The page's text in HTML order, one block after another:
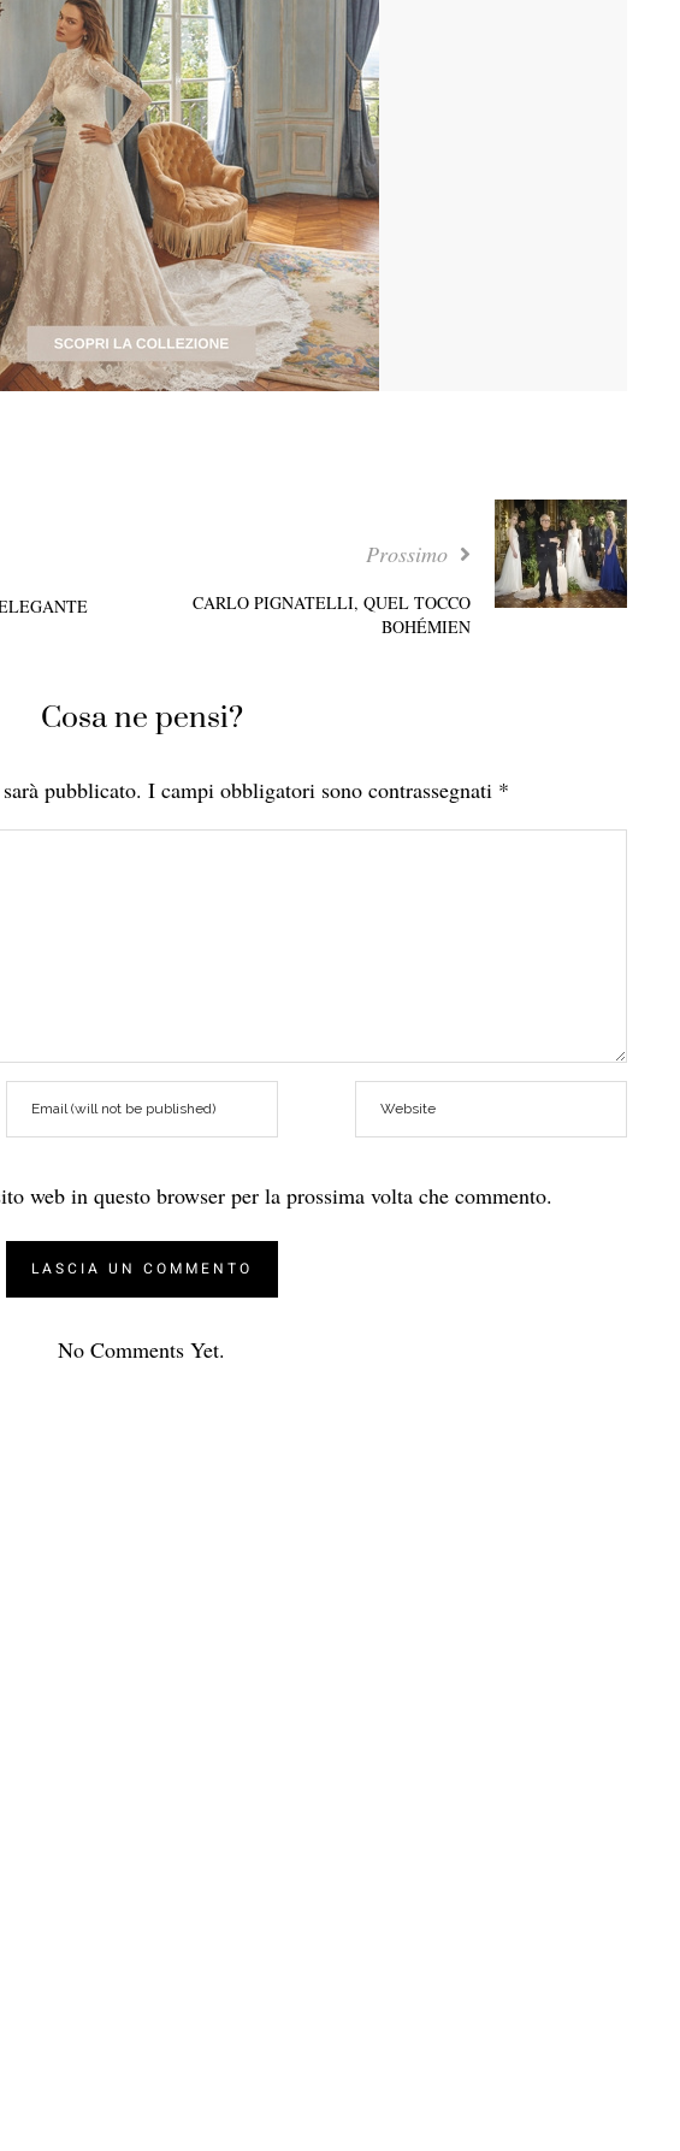
Prossimo
CARLO PIGNATELLI, QUEL TOCCO
BOHÉMIEN
Cosa ne pensi?
pubblicato. I campi obbligatori sono contrassegnati *
web in questo browser per la prossima volta che commento.
No Comments Yet.